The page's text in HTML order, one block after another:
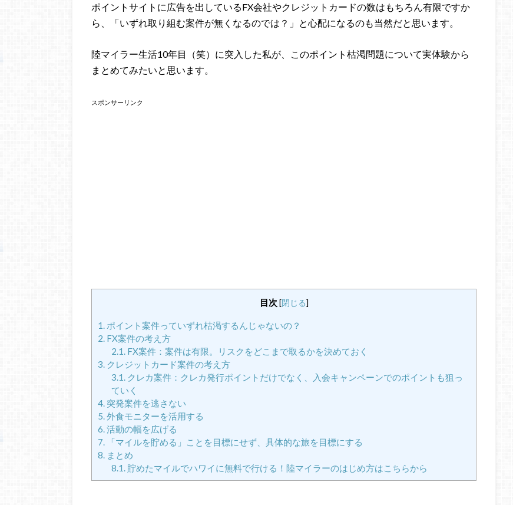
ポイントサイトに広告を出しているFX会社やクレジットカードの数はもちろん有限ですか
ら、「いずれ取り組む案件が無くなるのでは？」と心配になるのも当然だと思います。
陸マイラー生活10年目（笑）に突入した私が、このポイント枯渇問題について実体験から
まとめてみたいと思います。
スポンサーリンク
目次 [閉じる]
1. ポイント案件っていずれ枯渇するんじゃないの？
2. FX案件の考え方
2.1.FX案件：案件は有限。リスクをどこまで取るかを決めておく
3. クレジットカード案件の考え方
3.1.クレカ案件：クレカ発行ポイントだけでなく、入会キャンペーンでのポイントも狙っ
ていく
4. 突発案件を逃さない
5.外食モニターを活用する
6.活動の幅を広げる
7. 「マイルを貯める」ことを目標にせず、具体的な旅を目標にする
8. まとめ
8.1.貯めたマイルでハワイに無料で行ける！陸マイラーのはじめ方はこちらから